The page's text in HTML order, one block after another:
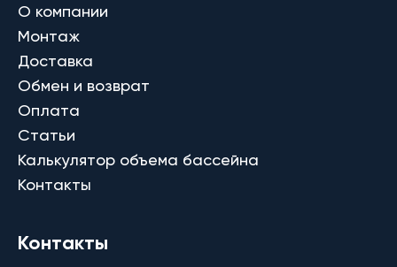
О компании
Монтаж
Доставка
Обмен и возврат
Оплата
Статьи
Калькулятор объема бассейна
Контакты
Контакты